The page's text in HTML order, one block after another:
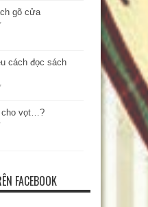
gõ cửa
cách đọc sách
cho vọt…?
FACEBOOK